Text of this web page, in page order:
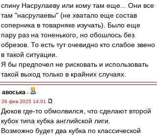
спину Насрулаеву или кому там еще... Они все
там "насрулаевы" (не хватало еще состав
соперника в товарняке изучать). Было еще
пару раз на тоненького, но обошлось без
обрезов. То есть тут очевидно кто слабое звено
в такой ситуации.
Я бы предпочел не рисковать и использовать
такой выход только в крайних случаях.
авоська -
26 фев 2025 14:01
Дюков где-то обмолвился, что сделают второй
кубок типа кубка английской лиги.
Возможно будет два кубка по классической